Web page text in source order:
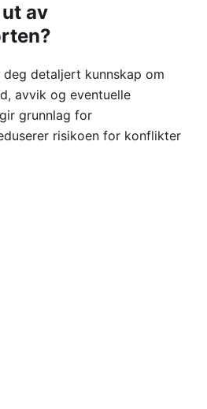
av
detaljert kunnskap om
avvik og eventuelle
grunnlag for
risikoen for konflikter